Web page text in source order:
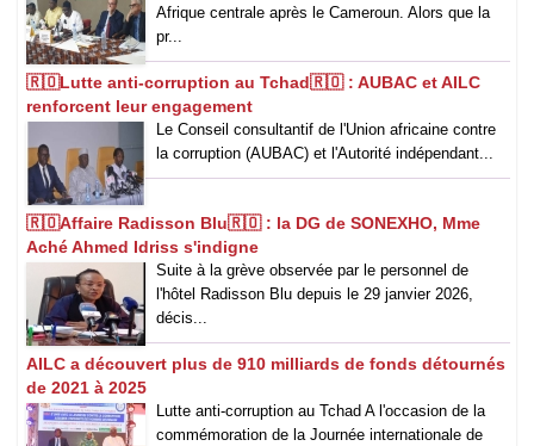
Afrique centrale après le Cameroun. Alors que la
pr...
🇷🇴Lutte anti-corruption au Tchad🇷🇴 : AUBAC et AILC
renforcent leur engagement
Le Conseil consultantif de l'Union africaine contre
la corruption (AUBAC) et l'Autorité indépendant...
🇷🇴Affaire Radisson Blu🇷🇴 : la DG de SONEXHO, Mme
Aché Ahmed Idriss s'indigne
Suite à la grève observée par le personnel de
l'hôtel Radisson Blu depuis le 29 janvier 2026,
décis...
AILC a découvert plus de 910 milliards de fonds détournés
de 2021 à 2025
Lutte anti-corruption au Tchad A l'occasion de la
commémoration de la Journée internationale de